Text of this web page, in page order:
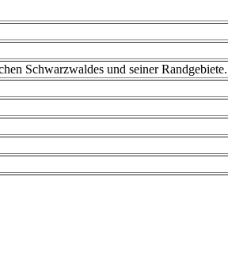
Schwarzwaldes und seiner Randgebiete.